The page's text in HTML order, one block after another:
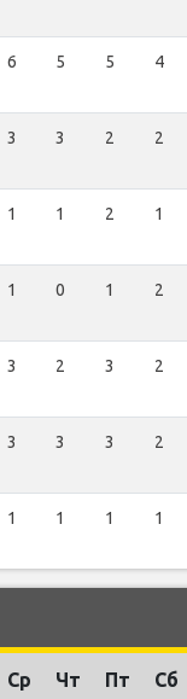
6 5 5 4
3 3 2 2
1 1 2 1
1 0 1 2
3 2 3 2
3 3 3 2
1 1 1 1
Ср Чт Пт Сб